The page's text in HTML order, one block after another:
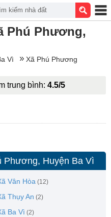
Phú Phương,
Vì Xã Phú Phương
trung bình: 4.5/5
Phương, Huyện Ba Vì
Vân Hòa (12)
Thụy An (2)
Ba Vì (2)
kiếm nhà đất